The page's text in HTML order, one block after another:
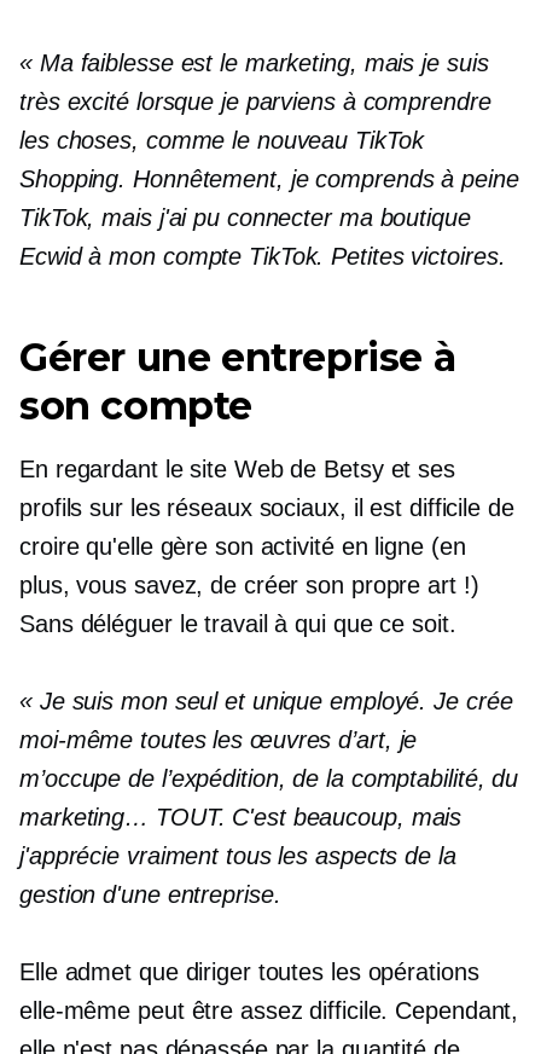
« Ma faiblesse est le marketing, mais je suis
très excité lorsque je parviens à comprendre
les choses, comme le nouveau TikTok
Shopping. Honnêtement, je comprends à peine
TikTok, mais j'ai pu connecter ma boutique
Ecwid à mon compte TikTok. Petites victoires.
Gérer une entreprise à
son compte
En regardant le site Web de Betsy et ses
profils sur les réseaux sociaux, il est difficile de
croire qu'elle gère son activité en ligne (en
plus, vous savez, de créer son propre art !)
Sans déléguer le travail à qui que ce soit.
« Je suis mon seul et unique employé. Je crée
moi-même toutes les œuvres d’art, je
m’occupe de l’expédition, de la comptabilité, du
marketing… TOUT. C'est beaucoup, mais
j'apprécie vraiment tous les aspects de la
gestion d'une entreprise.
Elle admet que diriger toutes les opérations
elle-même peut être assez difficile. Cependant,